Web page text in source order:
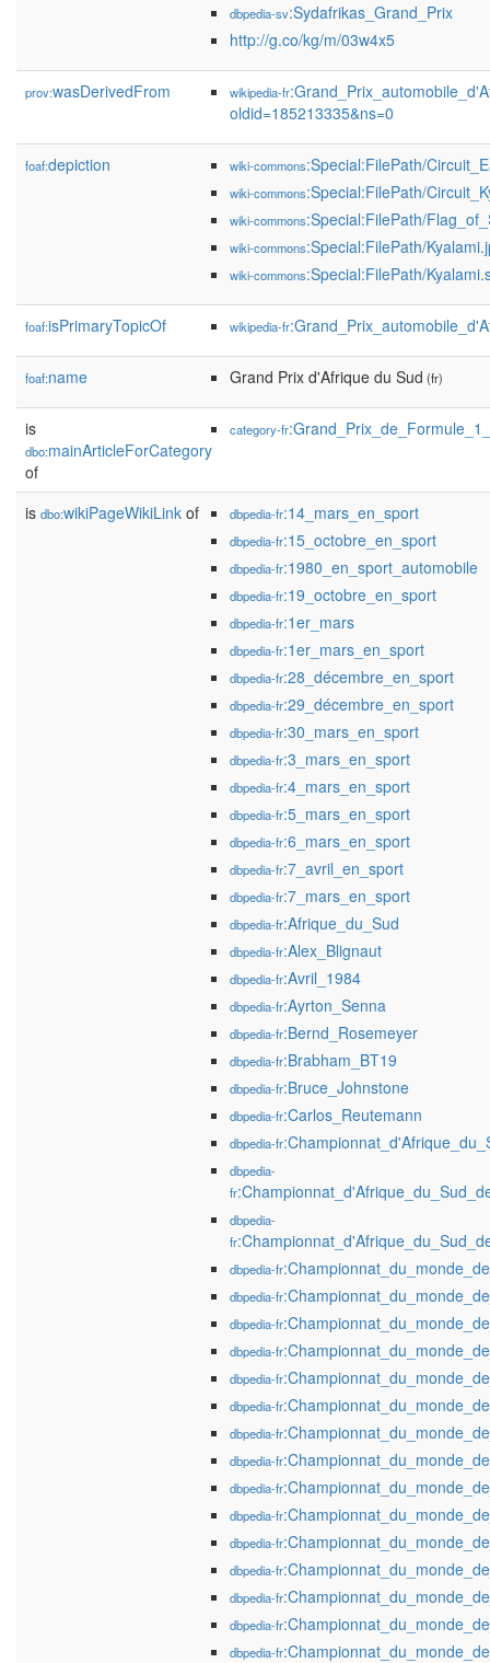
dbpedia-sv:Sydafrikas_Grand_Prix
http://g.co/kg/m/03w4x5
prov:wasDerivedFrom wikipedia-fr
oldid=185213335&ns=0
foaf:depiction wiki-commons:Special:FilePath/
wiki-commons:Special:FilePath/
wiki-commons:Special:FilePath/
wiki-commons:Special:FilePath/
wiki-commons:Special:FilePath/
foaf:isPrimaryTopicOf wikipedia-fr
foaf:name Grand Prix d'Afrique du Sud (fr)
is
dbo:mainArticleForCategory
of
category-fr
is dbo:wikiPageWikiLink of dbpedia-fr:14_mars_en_sport
dbpedia-fr:15_octobre_en_sport
dbpedia-fr:1980_en_sport_automobile
dbpedia-fr:19_octobre_en_sport
dbpedia-fr:1er_mars
dbpedia-fr:1er_mars_en_sport
dbpedia-fr:28_décembre_en_sport
dbpedia-fr:29_décembre_en_sport
dbpedia-fr:30_mars_en_sport
dbpedia-fr:3_mars_en_sport
dbpedia-fr:4_mars_en_sport
dbpedia-fr:5_mars_en_sport
dbpedia-fr:6_mars_en_sport
dbpedia-fr:7_avril_en_sport
dbpedia-fr:7_mars_en_sport
dbpedia-fr:Afrique_du_Sud
dbpedia-fr:Alex_Blignaut
dbpedia-fr:Avril_1984
dbpedia-fr:Ayrton_Senna
dbpedia-fr:Bernd_Rosemeyer
dbpedia-fr:Brabham_BT19
dbpedia-fr:Bruce_Johnstone
dbpedia-fr:Carlos_Reutemann
dbpedia-fr
dbpedia-
fr
dbpedia-
fr
dbpedia-fr
dbpedia-fr
dbpedia-fr
dbpedia-fr
dbpedia-fr
dbpedia-fr
dbpedia-fr
dbpedia-fr
dbpedia-fr
dbpedia-fr
dbpedia-fr
dbpedia-fr
dbpedia-fr
dbpedia-fr
dbpedia-fr